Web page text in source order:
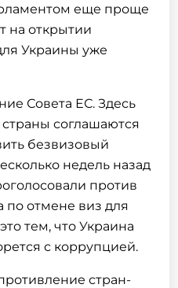
еще проще
на открытии
Украины уже
Совета ЕС. Здесь
соглашаются
безвизовый
недель назад
против
по отмене виз для
тем, что Украина
с коррупцией.
стран-